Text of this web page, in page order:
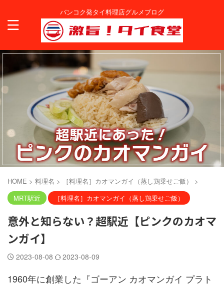
バンコク発タイ料理店グルメブログ
HOME > 料理名 > ［料理名］カオマンガイ（蒸し鶏乗せご飯）
>
MRT駅近
［料理名］カオマンガイ（蒸し鶏乗せご飯）
意外と知らない？超駅近【ピンクのカオマ
ンガイ】
2023-08-08 2023-08-09
1960年に創業した『ゴーアン カオマンガイ プラト